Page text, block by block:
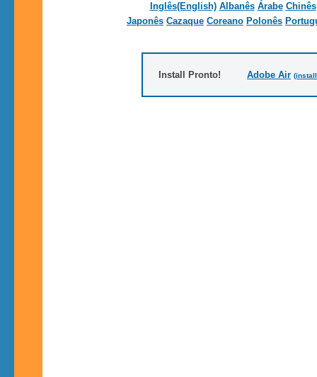
Inglês(English) Albanês Árabe Chinês
Japonês Cazaque Coreano Polonês
Install Pronto! Adobe Air